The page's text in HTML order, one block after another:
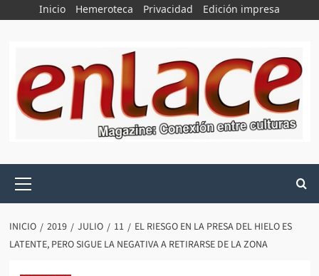
Inicio Hemeroteca Privacidad Edición impresa
principal
INICIO 2019 JULIO 11
EL RIESGO EN LA PRESA DEL HIELO ES
LATENTE, PERO SIGUE LA NEGATIVA A RETIRARSE DE LA ZONA